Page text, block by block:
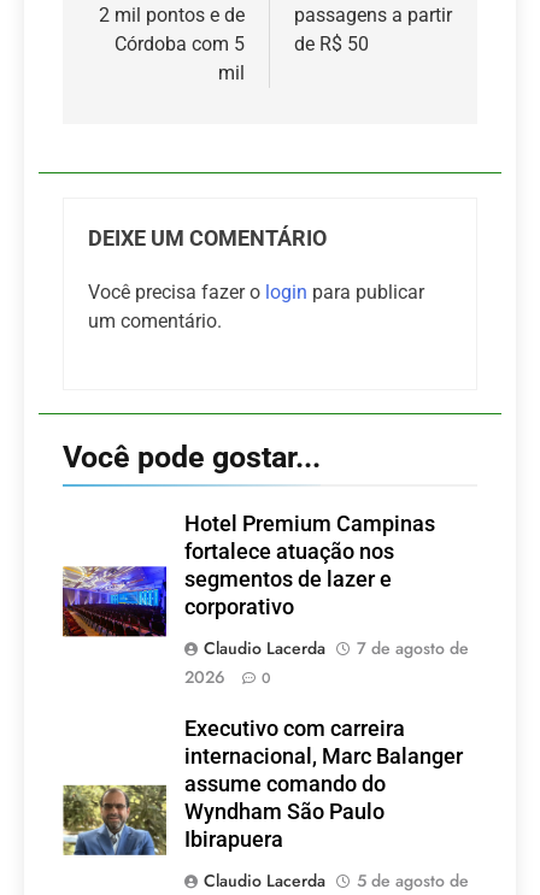
2 mil pontos e de
Córdoba com 5
mil
passagens a partir
de R$ 50
DEIXE UM COMENTÁRIO
Você precisa fazer o login para publicar
um comentário.
Você pode gostar...
Hotel Premium Campinas
fortalece atuação nos
segmentos de lazer e
corporativo
Claudio Lacerda
7 de agosto de
2026
0
Executivo com carreira
internacional, Marc Balanger
assume comando do
Wyndham São Paulo
Ibirapuera
Claudio Lacerda
5 de agosto de